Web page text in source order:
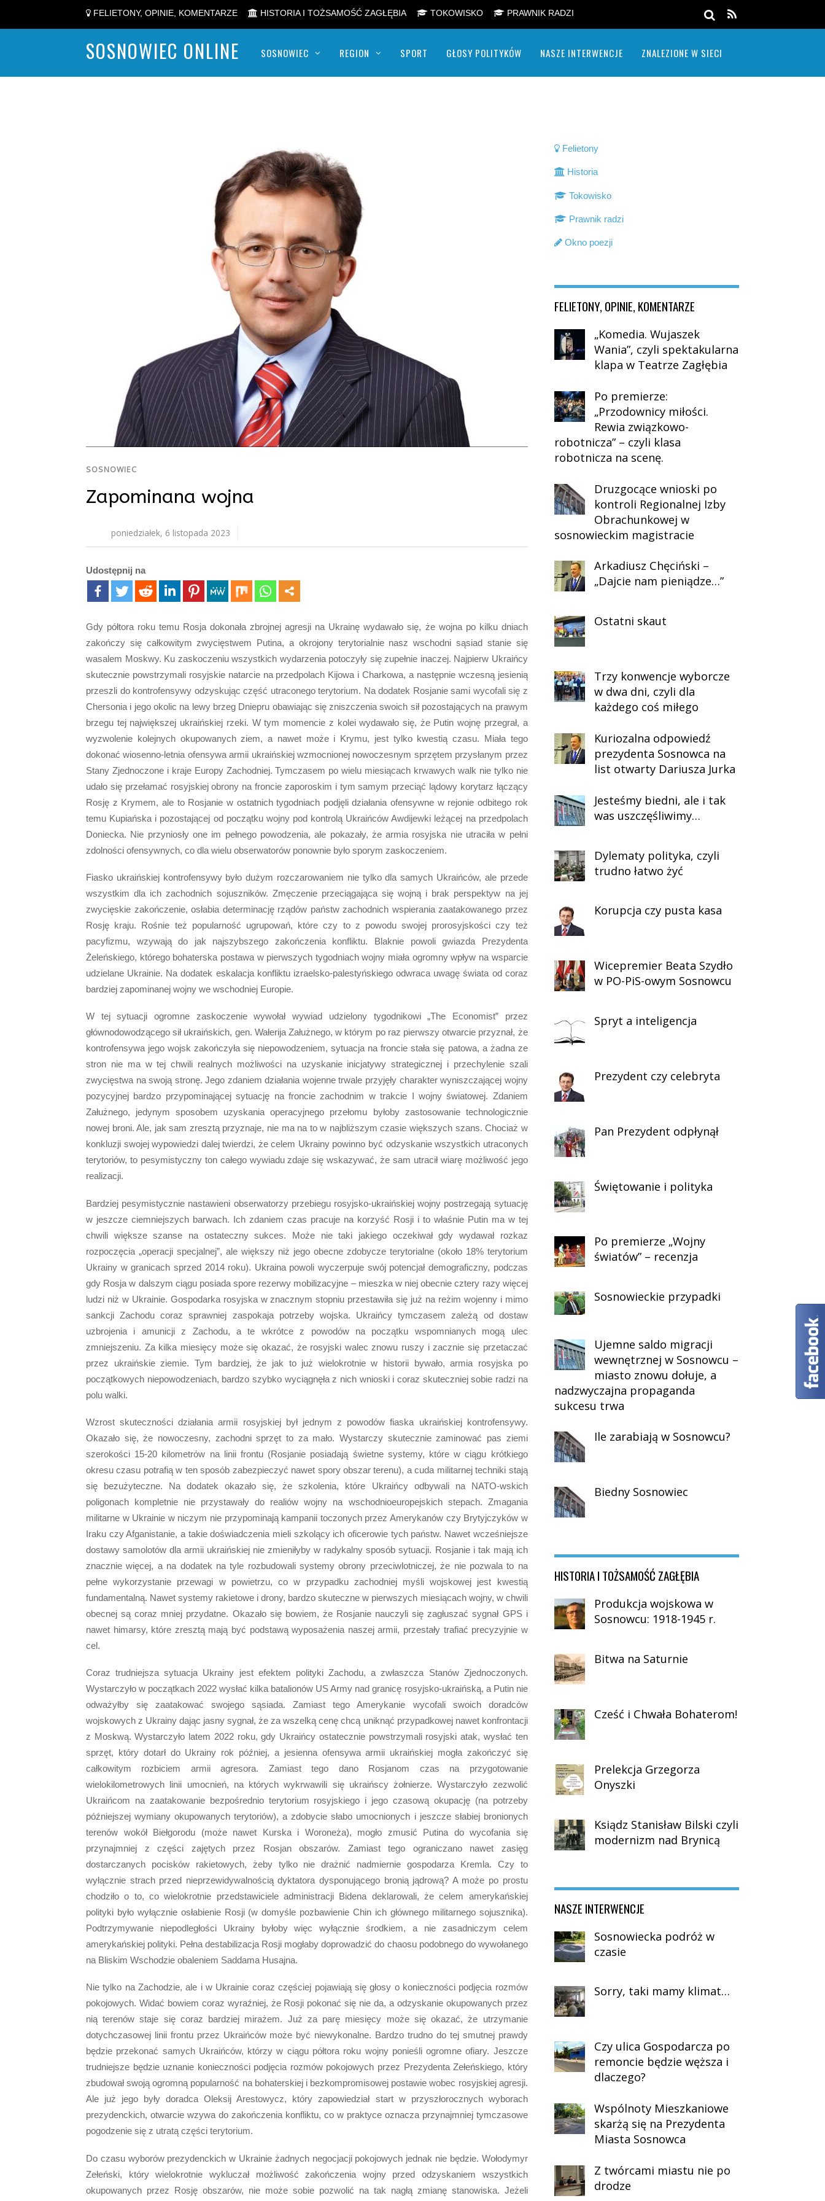
FELIETONY, OPINIE, KOMENTARZE HISTORIA I TOŻSAMOŚĆ ZAGŁĘBIA TOKOWISKO PRAWNIK RADZI
SOSNOWIEC ONLINE SOSNOWIEC REGION SPORT GŁOSY POLITYKÓW NASZE INTERWENCJE ZNALEZIONE W SIECI
SOSNOWIEC
Zapominana wojna
poniedziałek, 6 listopada 2023
Udostępnij na
Gdy półtora roku temu Rosja dokonała zbrojnej agresji na Ukrainę wydawało się, że wojna po kilku dniach
zakończy się całkowitym zwycięstwem Putina, a okrojony terytorialnie nasz wschodni sąsiad stanie się
wasalem Moskwy. Ku zaskoczeniu wszystkich wydarzenia potoczyły się zupełnie inaczej. Najpierw Ukraińcy
skutecznie powstrzymali rosyjskie natarcie na przedpolach Kijowa i Charkowa, a następnie wczesną jesienią
przeszli do kontrofensywy odzyskując część utraconego terytorium. Na dodatek Rosjanie sami wycofali się z
Chersonia i jego okolic na lewy brzeg Dniepru obawiając się zniszczenia swoich sił pozostających na prawym
brzegu tej największej ukraińskiej rzeki. W tym momencie z kolei wydawało się, że Putin wojnę przegrał, a
wyzwolenie kolejnych okupowanych ziem, a nawet może i Krymu, jest tylko kwestią czasu. Miała tego
dokonać wiosenno-letnia ofensywa armii ukraińskiej wzmocnionej nowoczesnym sprzętem przysłanym przez
Stany Zjednoczone i kraje Europy Zachodniej. Tymczasem po wielu miesiącach krwawych walk nie tylko nie
udało się przełamać rosyjskiej obrony na froncie zaporoskim i tym samym przeciąć lądowy korytarz łączący
Rosję z Krymem, ale to Rosjanie w ostatnich tygodniach podjęli działania ofensywne w rejonie odbitego rok
temu Kupiańska i pozostającej od początku wojny pod kontrolą Ukraińców Awdijewki leżącej na przedpolach
Doniecka. Nie przyniosły one im pełnego powodzenia, ale pokazały, że armia rosyjska nie utraciła w pełni
zdolności ofensywnych, co dla wielu obserwatorów ponownie było sporym zaskoczeniem.
Fiasko ukraińskiej kontrofensywy było dużym rozczarowaniem nie tylko dla samych Ukraińców, ale przede
wszystkim dla ich zachodnich sojuszników. Zmęczenie przeciągająca się wojną i brak perspektyw na jej
zwycięskie zakończenie, osłabia determinację rządów państw zachodnich wspierania zaatakowanego przez
Rosję kraju. Rośnie też popularność ugrupowań, które czy to z powodu swojej prorosyjskości czy też
pacyfizmu, wzywają do jak najszybszego zakończenia konfliktu. Blaknie powoli gwiazda Prezydenta
Żeleńskiego, którego bohaterska postawa w pierwszych tygodniach wojny miała ogromny wpływ na wsparcie
udzielane Ukrainie. Na dodatek eskalacja konfliktu izraelsko-palestyńskiego odwraca uwagę świata od coraz
bardziej zapominanej wojny we wschodniej Europie.
W tej sytuacji ogromne zaskoczenie wywołał wywiad udzielony tygodnikowi „The Economist” przez
głównodowodzącego sił ukraińskich, gen. Wałerija Załużnego, w którym po raz pierwszy otwarcie przyznał, że
kontrofensywa jego wojsk zakończyła się niepowodzeniem, sytuacja na froncie stała się patowa, a żadna ze
stron nie ma w tej chwili realnych możliwości na uzyskanie inicjatywy strategicznej i przechylenie szali
zwycięstwa na swoją stronę. Jego zdaniem działania wojenne trwale przyjęły charakter wyniszczającej wojny
pozycyjnej bardzo przypominającej sytuację na froncie zachodnim w trakcie I wojny światowej. Zdaniem
Załużnego, jedynym sposobem uzyskania operacyjnego przełomu byłoby zastosowanie technologicznie
nowej broni. Ale, jak sam zresztą przyznaje, nie ma na to w najbliższym czasie większych szans. Chociaż w
konkluzji swojej wypowiedzi dalej twierdzi, że celem Ukrainy powinno być odzyskanie wszystkich utraconych
terytoriów, to pesymistyczny ton całego wywiadu zdaje się wskazywać, że sam utracił wiarę możliwość jego
realizacji.
Bardziej pesymistycznie nastawieni obserwatorzy przebiegu rosyjsko-ukraińskiej wojny postrzegają sytuację
w jeszcze ciemniejszych barwach. Ich zdaniem czas pracuje na korzyść Rosji i to właśnie Putin ma w tej
chwili większe szanse na ostateczny sukces. Może nie taki jakiego oczekiwał gdy wydawał rozkaz
rozpoczęcia „operacji specjalnej”, ale większy niż jego obecne zdobycze terytorialne (około 18% terytorium
Ukrainy w granicach sprzed 2014 roku). Ukraina powoli wyczerpuje swój potencjał demograficzny, podczas
gdy Rosja w dalszym ciągu posiada spore rezerwy mobilizacyjne – mieszka w niej obecnie cztery razy więcej
ludzi niż w Ukrainie. Gospodarka rosyjska w znacznym stopniu przestawiła się już na reżim wojenny i mimo
sankcji Zachodu coraz sprawniej zaspokaja potrzeby wojska. Ukraińcy tymczasem zależą od dostaw
uzbrojenia i amunicji z Zachodu, a te wkrótce z powodów na początku wspomnianych mogą ulec
zmniejszeniu. Za kilka miesięcy może się okazać, że rosyjski walec znowu ruszy i zacznie się przetaczać
przez ukraińskie ziemie. Tym bardziej, że jak to już wielokrotnie w historii bywało, armia rosyjska po
początkowych niepowodzeniach, bardzo szybko wyciągnęła z nich wnioski i coraz skuteczniej sobie radzi na
polu walki.
Wzrost skuteczności działania armii rosyjskiej był jednym z powodów fiaska ukraińskiej kontrofensywy.
Okazało się, że nowoczesny, zachodni sprzęt to za mało. Wystarczy skutecznie zaminować pas ziemi
szerokości 15-20 kilometrów na linii frontu (Rosjanie posiadają świetne systemy, które w ciągu krótkiego
okresu czasu potrafią w ten sposób zabezpieczyć nawet spory obszar terenu), a cuda militarnej techniki stają
się bezużyteczne. Na dodatek okazało się, że szkolenia, które Ukraińcy odbywali na NATO-wskich
poligonach kompletnie nie przystawały do realiów wojny na wschodnioeuropejskich stepach. Zmagania
militarne w Ukrainie w niczym nie przypominają kampanii toczonych przez Amerykanów czy Brytyjczyków w
Iraku czy Afganistanie, a takie doświadczenia mieli szkolący ich oficerowie tych państw. Nawet wcześniejsze
dostawy samolotów dla armii ukraińskiej nie zmieniłyby w radykalny sposób sytuacji. Rosjanie i tak mają ich
znacznie więcej, a na dodatek na tyle rozbudowali systemy obrony przeciwlotniczej, że nie pozwala to na
pełne wykorzystanie przewagi w powietrzu, co w przypadku zachodniej myśli wojskowej jest kwestią
fundamentalną. Nawet systemy rakietowe i drony, bardzo skuteczne w pierwszych miesiącach wojny, w chwili
obecnej są coraz mniej przydatne. Okazało się bowiem, że Rosjanie nauczyli się zagłuszać sygnał GPS i
nawet himarsy, które zresztą mają być podstawą wyposażenia naszej armii, przestały trafiać precyzyjnie w
cel.
Coraz trudniejsza sytuacja Ukrainy jest efektem polityki Zachodu, a zwłaszcza Stanów Zjednoczonych.
Wystarczyło w początkach 2022 wysłać kilka batalionów US Army nad granicę rosyjsko-ukraińską, a Putin nie
odważyłby się zaatakować swojego sąsiada. Zamiast tego Amerykanie wycofali swoich doradców
wojskowych z Ukrainy dając jasny sygnał, że za wszelką cenę chcą uniknąć przypadkowej nawet konfrontacji
z Moskwą. Wystarczyło latem 2022 roku, gdy Ukraińcy ostatecznie powstrzymali rosyjski atak, wysłać ten
sprzęt, który dotarł do Ukrainy rok później, a jesienna ofensywa armii ukraińskiej mogła zakończyć się
całkowitym rozbiciem armii agresora. Zamiast tego dano Rosjanom czas na przygotowanie
wielokilometrowych linii umocnień, na których wykrwawili się ukraińscy żołnierze. Wystarczyło zezwolić
Ukraińcom na zaatakowanie bezpośrednio terytorium rosyjskiego i jego czasową okupację (na potrzeby
późniejszej wymiany okupowanych terytoriów), a zdobycie słabo umocnionych i jeszcze słabiej bronionych
terenów wokół Biełgorodu (może nawet Kurska i Woroneża), mogło zmusić Putina do wycofania się
przynajmniej z części zajętych przez Rosjan obszarów. Zamiast tego ograniczano nawet zasięg
dostarczanych pocisków rakietowych, żeby tylko nie drażnić nadmiernie gospodarza Kremla. Czy to
wyłącznie strach przed nieprzewidywalnością dyktatora dysponującego bronią jądrową? A może po prostu
chodziło o to, co wielokrotnie przedstawiciele administracji Bidena deklarowali, że celem amerykańskiej
polityki było wyłącznie osłabienie Rosji (w domyśle pozbawienie Chin ich głównego militarnego sojusznika).
Podtrzymywanie niepodległości Ukrainy byłoby więc wyłącznie środkiem, a nie zasadniczym celem
amerykańskiej polityki. Pełna destabilizacja Rosji mogłaby doprowadzić do chaosu podobnego do wywołanego
na Bliskim Wschodzie obaleniem Saddama Husajna.
Nie tylko na Zachodzie, ale i w Ukrainie coraz częściej pojawiają się głosy o konieczności podjęcia rozmów
pokojowych. Widać bowiem coraz wyraźniej, że Rosji pokonać się nie da, a odzyskanie okupowanych przez
nią terenów staje się coraz bardziej mirażem. Już za parę miesięcy może się okazać, że utrzymanie
dotychczasowej linii frontu przez Ukraińców może być niewykonalne. Bardzo trudno do tej smutnej prawdy
będzie przekonać samych Ukraińców, którzy w ciągu półtora roku wojny ponieśli ogromne ofiary. Jeszcze
trudniejsze będzie uznanie konieczności podjęcia rozmów pokojowych przez Prezydenta Zełeńskiego, który
zbudował swoją ogromną popularność na bohaterskiej i bezkompromisowej postawie wobec rosyjskiej agresji.
Ale już jego były doradca Oleksij Arestowycz, który zapowiedział start w przyszłorocznych wyborach
prezydenckich, otwarcie wzywa do zakończenia konfliktu, co w praktyce oznacza przynajmniej tymczasowe
pogodzenie się z utratą części terytorium.
Do czasu wyborów prezydenckich w Ukrainie żadnych negocjacji pokojowych jednak nie będzie. Wołodymyr
Zełeński, który wielokrotnie wykluczał możliwość zakończenia wojny przed odzyskaniem wszystkich
okupowanych przez Rosję obszarów, nie może sobie pozwolić na tak nagłą zmianę stanowiska. Jeżeli
Felietony
Historia
Tokowisko
Prawnik radzi
Okno poezji
FELIETONY, OPINIE, KOMENTARZE
„Komedia. Wujaszek
Wania”, czyli spektakularna
klapa w Teatrze Zagłębia
Po premierze:
„Przodownicy miłości.
Rewia związkowo-
robotnicza” – czyli klasa
robotnicza na scenę.
Druzgocące wnioski po
kontroli Regionalnej Izby
Obrachunkowej w
sosnowieckim magistracie
Arkadiusz Chęciński –
„Dajcie nam pieniądze…”
Ostatni skaut
Trzy konwencje wyborcze
w dwa dni, czyli dla
każdego coś miłego
Kuriozalna odpowiedź
prezydenta Sosnowca na
list otwarty Dariusza Jurka
Jesteśmy biedni, ale i tak
was uszczęśliwimy…
Dylematy polityka, czyli
trudno łatwo żyć
Korupcja czy pusta kasa
Wicepremier Beata Szydło
w PO-PiS-owym Sosnowcu
Spryt a inteligencja
Prezydent czy celebryta
Pan Prezydent odpłynął
Świętowanie i polityka
Po premierze „Wojny
światów” – recenzja
Sosnowieckie przypadki
Ujemne saldo migracji
wewnętrznej w Sosnowcu –
miasto znowu dołuje, a
nadzwyczajna propaganda
sukcesu trwa
Ile zarabiają w Sosnowcu?
Biedny Sosnowiec
HISTORIA I TOŻSAMOŚĆ ZAGŁĘBIA
Produkcja wojskowa w
Sosnowcu: 1918-1945 r.
Bitwa na Saturnie
Cześć i Chwała Bohaterom!
Prelekcja Grzegorza
Onyszki
Ksiądz Stanisław Bilski czyli
modernizm nad Brynicą
NASZE INTERWENCJE
Sosnowiecka podróż w
czasie
Sorry, taki mamy klimat…
Czy ulica Gospodarcza po
remoncie będzie węższa i
dlaczego?
Wspólnoty Mieszkaniowe
skarżą się na Prezydenta
Miasta Sosnowca
Z twórcami miastu nie po
drodze